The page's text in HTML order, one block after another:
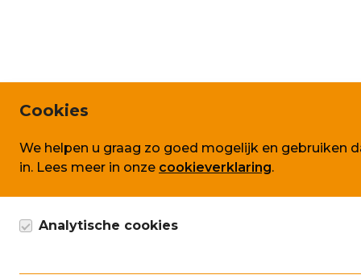
Cookies
We helpen u graag zo goed mogelijk en gebruiken
in. Lees meer in onze cookieverklaring.
Analytische cookies
Google Analytics cookie, anoniem gegevens